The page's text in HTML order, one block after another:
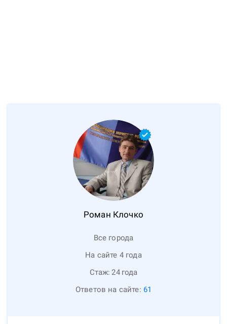
Роман Клочко
Все города
На сайте 4 года
Стаж: 24 года
Ответов на сайте: 61